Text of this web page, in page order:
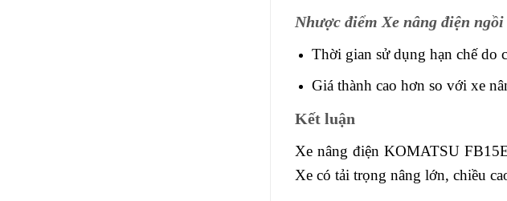
Nhược điểm Xe nâng điện
Thời gian sử dụng hạn chế do
Giá thành cao hơn so với xe
Kết luận
Xe nâng điện KOMATSU
Xe có tải trọng nâng lớn, chiều